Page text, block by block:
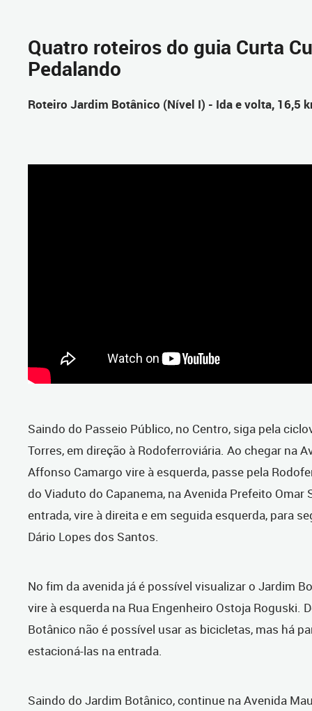
Quatro roteiros do guia Curta
Pedalando
Roteiro Jardim Botânico (Nível I) - Ida e volta, 16,5
Saindo do Passeio Público, no Centro, siga pela
Torres, em direção à Rodoferroviária. Ao chegar na
Affonso Camargo vire à esquerda, passe pela
do Viaduto do Capanema, na Avenida Prefeito Omar
entrada, vire à direita e em seguida esquerda, para
Dário Lopes dos Santos.
No fim da avenida já é possível visualizar o Jardim
vire à esquerda na Rua Engenheiro Ostoja Roguski.
Botânico não é possível usar as bicicletas, mas há
estacioná-las na entrada.
Saindo do Jardim Botânico, continue na Avenida